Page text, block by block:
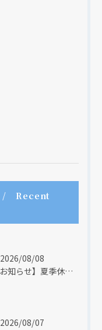
Recent
2026/08/08
【お知らせ】夏季休業日のお知らせ【２０２６年】
2026/08/07